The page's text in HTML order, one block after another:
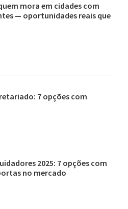
mora em cidades com
— oportunidades reais que
7 opções com
2025: 7 opções com
no mercado